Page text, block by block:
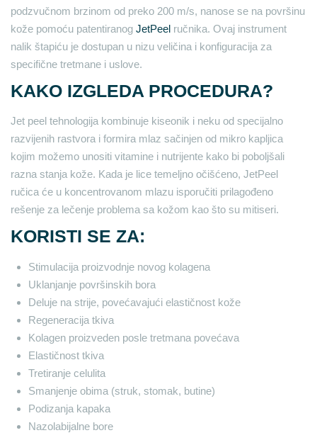
podzvučnom brzinom od preko 200 m/s, nanose se na površinu
kože pomoću patentiranog JetPeel ručnika. Ovaj instrument
nalik štapiću je dostupan u nizu veličina i konfiguracija za
specifične tretmane i uslove.
KAKO IZGLEDA PROCEDURA?
Jet peel tehnologija kombinuje kiseonik i neku od specijalno
razvijenih rastvora i formira mlaz sačinjen od mikro kapljica
kojim možemo unositi vitamine i nutrijente kako bi poboljšali
razna stanja kože. Kada je lice temeljno očišćeno, JetPeel
ručica će u koncentrovanom mlazu isporučiti prilagođeno
rešenje za lečenje problema sa kožom kao što su mitiseri.
KORISTI SE ZA:
Stimulacija proizvodnje novog kolagena
Uklanjanje površinskih bora
Deluje na strije, povećavajući elastičnost kože
Regeneracija tkiva
Kolagen proizveden posle tretmana povećava
Elastičnost tkiva
Tretiranje celulita
Smanjenje obima (struk, stomak, butine)
Podizanja kapaka
Nazolabijalne bore